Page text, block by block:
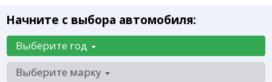
Начните с выбора автомобиля:
Выберите год
Выберите марку